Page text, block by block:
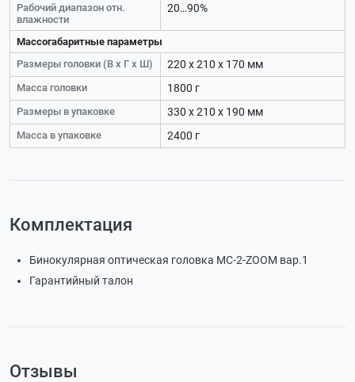
Рабочий диапазон отн.
влажности
20…90%
Массогабаритные параметры
Размеры головки (В х Г х Ш)
220 х 210 х 170 мм
Масса головки 1800 г
Размеры в упаковке 330 х 210 х 190 мм
Масса в упаковке 2400 г
Комплектация
Бинокулярная оптическая головка МС-2-ZOOM вар.1
Гарантийный талон
Отзывы